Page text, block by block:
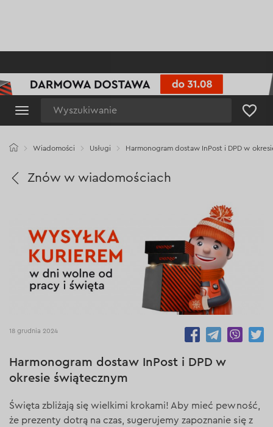
Wiadomości Usługi Harmonogram dostaw InPost i DPD w
Znów w wiadomościach
18 grudnia 2024
Harmonogram dostaw InPost i DPD w
okresie świątecznym
Święta zbliżają się wielkimi krokami! Aby mieć pewność,
że prezenty dotrą na czas, sugerujemy zapoznanie się z